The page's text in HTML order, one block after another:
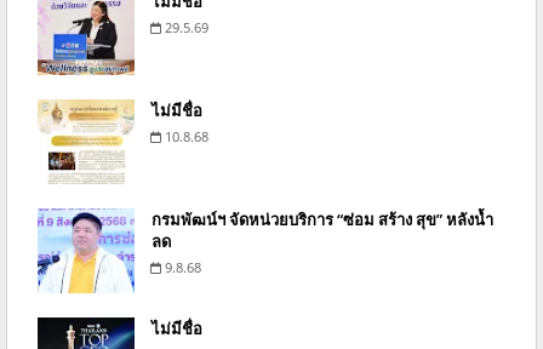
29.5.69
ไม่มีชื่อ
10.8.68
กรมพัฒน์ฯ จัดหน่วยบริการ “ซ่อม สร้าง สุข” หลังน้ำ
ลด
9.8.68
ไม่มีชื่อ